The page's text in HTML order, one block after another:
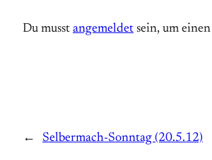
Du musst angemeldet sein, um
← Selbermach-Sonntag (20.5.12)